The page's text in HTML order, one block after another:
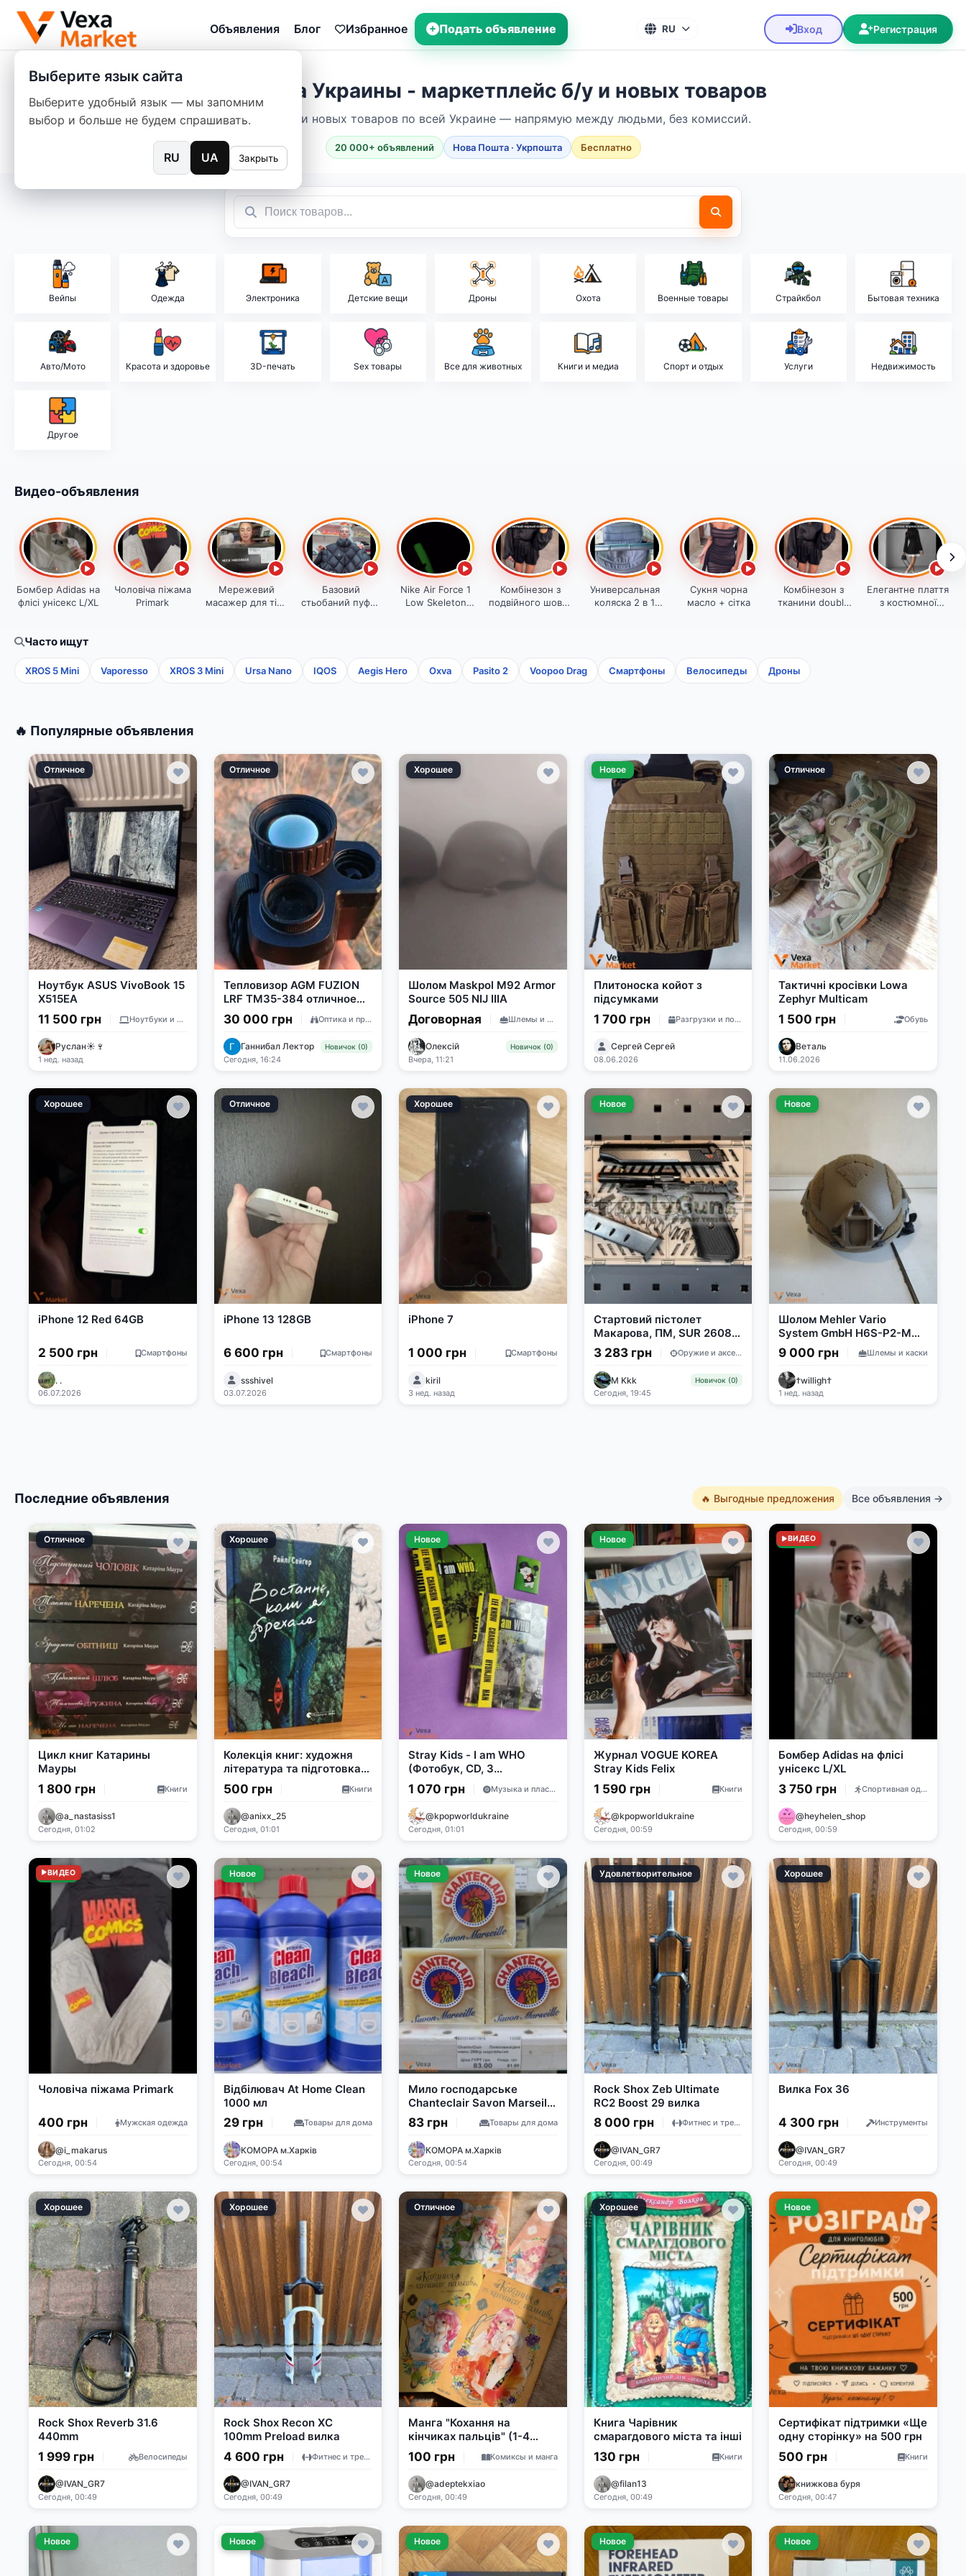
Объявления Блог Избранное Подать объявление RU Вход Регистрация
Выберите язык сайта
Выберите удобный язык — мы запомним
выбор и больше не будем спрашивать.
RU UA Закрыть
Барахолка Украины - маркетплейс б/у и новых товаров
Барахолка б/у и новых товаров по всей Украине — напрямую между людьми, без комиссий.
20 000+ объявлений Нова Пошта · Укрпошта Бесплатно
Вейпы Одежда Электроника Детские вещи Дроны Охота Военные товары Страйкбол Бытовая техника
Авто/Мото Красота и здоровье 3D-печать Sex товары Все для животных Книги и медиа Спорт и отдых Услуги Недвижимость
Другое
Видео-объявления
Бомбер Adidas на
флісі унісекс L/XL
Чоловіча піжама
Primark
Мережевий
масажер для тіла
Базовий
стьобаний пуфер
Nike Air Force 1
Low Skeleton
Комбінезон з
подвійного шовку
Универсальная
коляска 2 в 1
Сукня чорна
масло + сітка
Комбінезон з
тканини double
Елегантне плаття
з костюмної
Часто ищут
XROS 5 Mini Vaporesso XROS 3 Mini Ursa Nano IQOS Aegis Hero Oxva Pasito 2 Voopoo Drag Смартфоны Велосипеды Дроны
🔥 Популярные объявления
Отличное
Ноутбук ASUS VivoBook 15
X515EA
11 500 грн Ноутбуки и ПК
Руслан☀️🍷
1 нед. назад
Отличное
Тепловизор AGM FUZION
LRF TM35-384 отличное
состояние
30 000 грн Оптика и приборы
Ганнибал Лектор Новичок (0)
Сегодня, 16:24
Хорошее
Шолом Maskpol M92 Armor
Source 505 NIJ IIIA
Договорная Шлемы и каски
Олексій Новичок (0)
Вчера, 11:21
Новое
Плитоноска койот з
підсумками
1 700 грн Разгрузки и подсумки
Сергей Сергей
08.06.2026
Отличное
Тактичні кросівки Lowa
Zephyr Multicam
1 500 грн Обувь
Веталь
11.06.2026
Хорошее
iPhone 12 Red 64GB
2 500 грн Смартфоны
. .
06.07.2026
Отличное
iPhone 13 128GB
6 600 грн Смартфоны
ssshivel
03.07.2026
Хорошее
iPhone 7
1 000 грн Смартфоны
kiril
3 нед. назад
Новое
Стартовий пістолет
Макарова, ПМ, SUR 2608,
під холостий патрон 9мм
3 283 грн Оружие и аксессуары
M Kkk Новичок (0)
Сегодня, 19:45
Новое
Шолом Mehler Vario
System GmbH H6S-P2-MC2
розмір L
9 000 грн Шлемы и каски
†willigh†
1 нед. назад
Последние объявления 🔥 Выгодные предложения Все объявления →
Отличное
Цикл книг Катарины
Мауры
1 800 грн Книги
@a_nastasiss1
Сегодня, 01:02
Хорошее
Колекція книг: художня
література та підготовка
до НМТ 2026
500 грн Книги
@anixx_25
Сегодня, 01:01
Новое
Stray Kids - I am WHO
(Фотобук, CD, 3
фотокарточки)
1 070 грн Музыка и пластинки
@kpopworldukraine
Сегодня, 01:01
Новое
Журнал VOGUE KOREA
Stray Kids Felix
1 590 грн Книги
@kpopworldukraine
Сегодня, 00:59
Новое
ВИДЕО
Бомбер Adidas на флісі
унісекс L/XL
3 750 грн Спортивная одежда
@heyhelen_shop
Сегодня, 00:59
Новое
ВИДЕО
Чоловіча піжама Primark
400 грн Мужская одежда
@i_makarus
Сегодня, 00:54
Новое
Відбілювач At Home Clean
1000 мл
29 грн Товары для дома
КОМОРА м.Харків
Сегодня, 00:54
Новое
Мило господарське
Chanteclair Savon Marseille
250 г
83 грн Товары для дома
КОМОРА м.Харків
Сегодня, 00:54
Удовлетворительное
Rock Shox Zeb Ultimate
RC2 Boost 29 вилка
8 000 грн Фитнес и тренажеры
@IVAN_GR7
Сегодня, 00:49
Хорошее
Вилка Fox 36
4 300 грн Инструменты
@IVAN_GR7
Сегодня, 00:49
Хорошее
Rock Shox Reverb 31.6
440mm
1 999 грн Велосипеды
@IVAN_GR7
Сегодня, 00:49
Хорошее
Rock Shox Recon XC
100mm Preload вилка
4 600 грн Фитнес и тренажеры
@IVAN_GR7
Сегодня, 00:49
Отличное
Манга "Кохання на
кінчиках пальців" (1-4
томи)
100 грн Комиксы и манга
@adeptekxiao
Сегодня, 00:49
Хорошее
Книга Чарівник
смарагдового міста та інші
130 грн Книги
@filan13
Сегодня, 00:49
Новое
Сертифікат підтримки «Ще
одну сторінку» на 500 грн
500 грн Книги
книжкова буря
Сегодня, 00:47
Новое Новое Новое Новое Новое